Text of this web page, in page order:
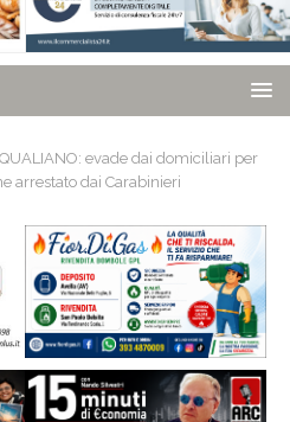
QUALIANO: evade dai domiciliari per
arrestato dai Carabinieri